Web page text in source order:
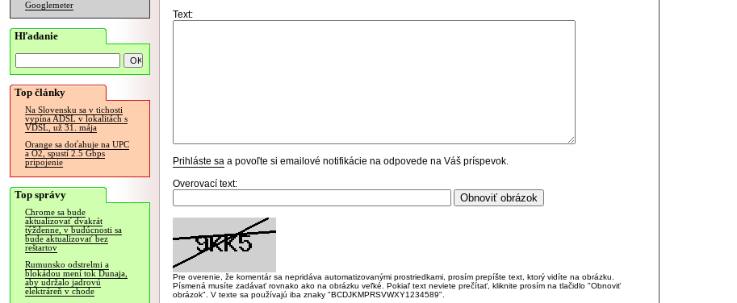
Googlemeter
Hľadanie
Top články
Na Slovensku sa v tichosti
vypína ADSL v lokalitách s
VDSL, už 31. mája
Orange sa doťahuje na UPC
a O2, spustí 2.5 Gbps
pripojenie
Top správy
Chrome sa bude
aktualizovať dvakrát
týždenne, v budúcnosti sa
bude aktualizovať bez
reštartov
Rumunsko odstrelmi a
blokádou mení tok Dunaja,
aby udržalo jadrovú
elektráreň v chode
Text:
Prihláste sa a povoľte si emailové notifikácie na odpovede na Váš príspevok.
Overovací text:
Pre overenie, že komentár sa nepridáva automatizovanými prostriedkami, prosím prepíšte text, ktorý vidíte na obrázku.
Písmená musíte zadávať rovnako ako na obrázku veľké. Pokiaľ text neviete prečítať, kliknite prosím na tlačidlo "Obnoviť
obrázok". V texte sa používajú iba znaky "BCDJKMPRSVWXY1234589".